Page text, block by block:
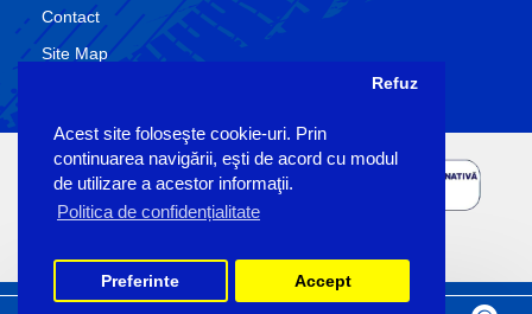
Acest site foloseşte cookie-uri. Prin
continuarea navigării, eşti de acord cu modul
de utilizare a acestor informaţii.
Politica de confidențialitate
Refuz
Preferinte Accept
Contact
Site Map
Copyright Sigemo © 2023